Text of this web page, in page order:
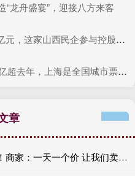
龙舟盛宴”，迎接八方来客
西民企参与控股一“百亿级”上海A股
年，上海是全国城市票房冠军
章
炒股股票配资官网 价格涨疯了！商家：一天一个价 让我们卖我们也不想卖 也不敢贸然囤货